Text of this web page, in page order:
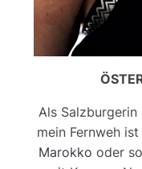
Als
mein Fernweh
Marokko oder